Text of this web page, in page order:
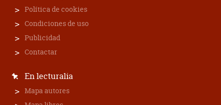
Política de cookies
Condiciones de uso
Publicidad
Contactar
En lecturalia
Mapa autores